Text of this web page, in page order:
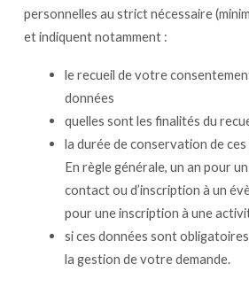
personnelles au strict nécessaire
et indiquent notamment :
le recueil de votre
données
quelles sont les finalités du
la durée de conservation de ces
En règle générale, un an pour
contact ou d’inscription à un
pour une inscription à une
si ces données sont
la gestion de votre demande.